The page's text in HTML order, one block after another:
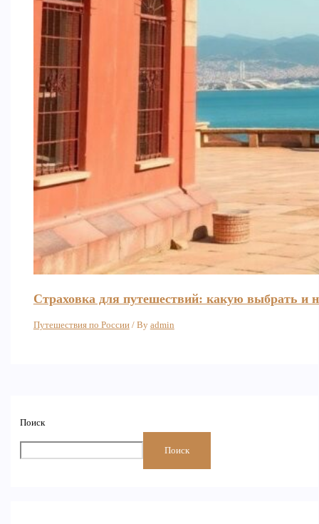
Поиск
Поиск
Страховка для путешествий: какую выбрать и
Путешествия по России/ By admin